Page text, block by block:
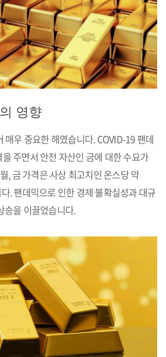
영향
매우 중요한 해였습니다. COVID-19 팬데
주면서 안전 자산인 금에 대한 수요가
, 금 가격은 사상 최고치인 온스당 약
. 팬데믹으로 인한 경제 불확실성과 대규
승을 이끌었습니다.